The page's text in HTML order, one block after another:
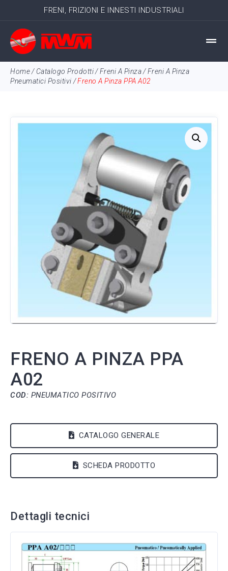
FRENI, FRIZIONI E INNESTI INDUSTRIALI
Home/ Catalogo Prodotti/ Freni A Pinza/ Freni A Pinza
Pneumatici Positivi /Freno A Pinza PPA A02
FRENO A PINZA PPA
A02
COD: PNEUMATICO POSITIVO
CATALOGO GENERALE
SCHEDA PRODOTTO